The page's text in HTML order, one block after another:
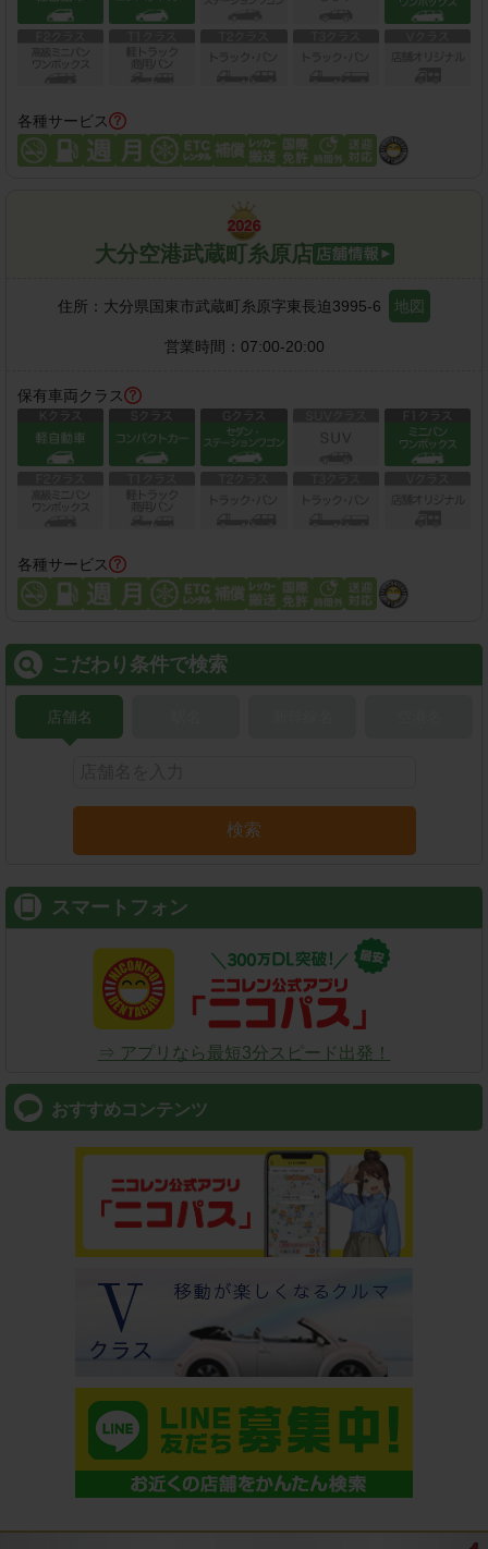
各種サービス
大分空港武蔵町糸原店
住所： 大分県国東市武蔵町糸原字東長迫3995-6 地図
営業時間： 07:00-20:00
保有車両クラス
各種サービス
こだわり条件で検索
店舗名
検索
スマートフォン
⇒ アプリなら最短3分スピード出発！
おすすめコンテンツ